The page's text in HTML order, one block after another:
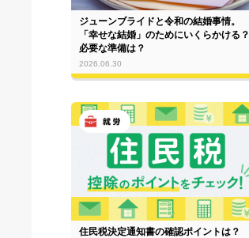
ジューンブライドと令和の結婚事情。
「幸せな結婚」のためにいくらかける？
必要な準備は？
2026.06.30
住民税決定通知書の確認ポイントは？